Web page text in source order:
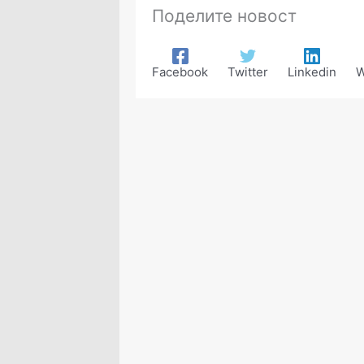
Поделите новост
Facebook Twitter Linkedin